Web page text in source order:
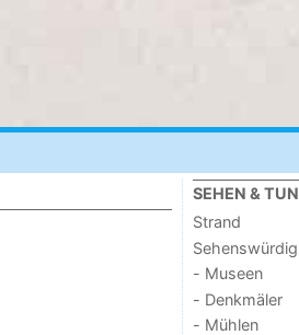
SEHEN & TUN
Strand
- Museen
- Denkmäler
- Mühlen